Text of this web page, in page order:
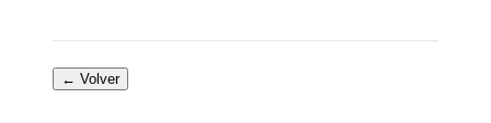
← Volver